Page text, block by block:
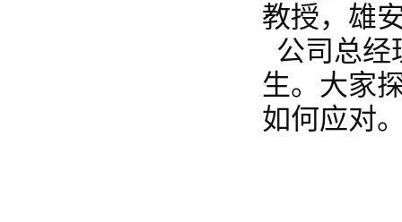
教授，雄
公司总经
生。大家
如何应对